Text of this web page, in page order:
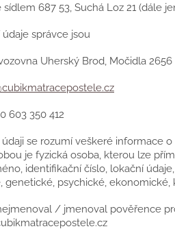
sídlem 687 53, Suchá Loz 21 (dále
správce jsou
Uherský Brod, Močidla 2656
603 350 412
údaji se rozumí veškeré informace
je fyzická osoba, kterou lze
identifikační číslo, lokační
genetické, psychické,
/ jmenoval pověřence